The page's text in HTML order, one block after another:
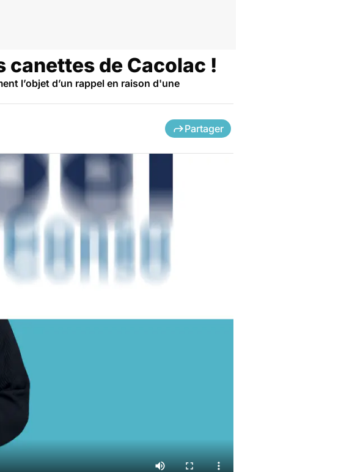
canettes de Cacolac !
l’objet d’un rappel en raison d'une
Partager